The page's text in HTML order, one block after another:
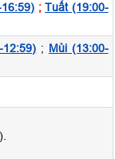
;Tuất (19:00-
12:59) ; Mùi (13:00-